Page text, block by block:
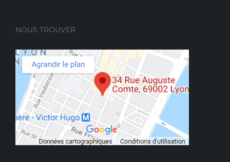
NOUS TROUVER